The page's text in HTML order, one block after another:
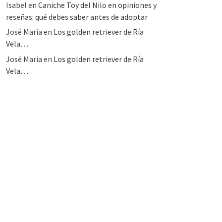
Isabel en Caniche Toy del Nilo en opiniones y
reseñas: qué debes saber antes de adoptar
José Maria en Los golden retriever de Ría
Vela…
José Maria en Los golden retriever de Ría
Vela…